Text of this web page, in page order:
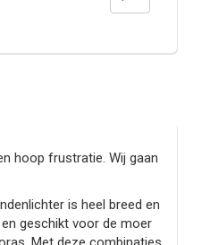
hoop frustratie. Wij gaan
is heel breed en
geschikt voor de moer